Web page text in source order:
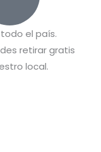
todo el país.
retirar gratis
local.